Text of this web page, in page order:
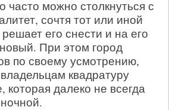
часто можно столкнуться с
сочтя тот или иной
его снести и на его
При этом город
по своему усмотрению,
квадратуру
которая далеко не всегда